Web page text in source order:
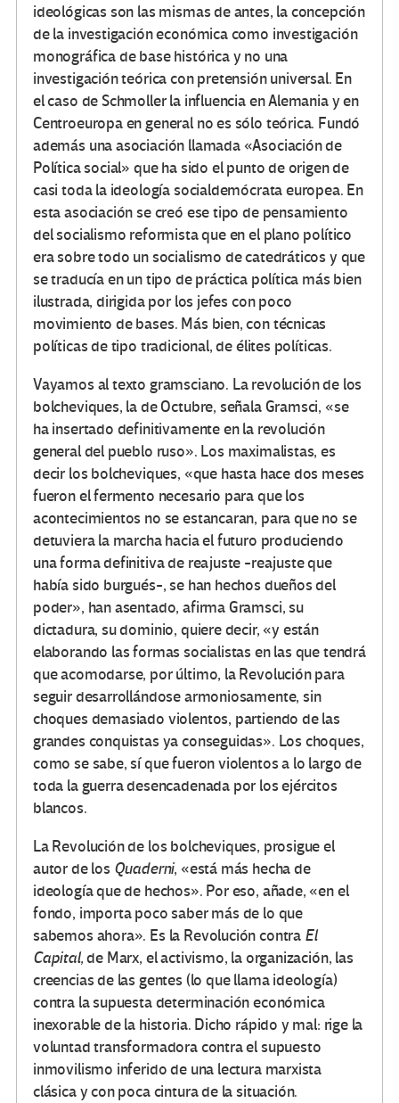
ideológicas son las mismas de antes, la concepción
de la investigación económica como investigación
monográfica de base histórica y no una
investigación teórica con pretensión universal. En
el caso de Schmoller la influencia en Alemania y en
Centroeuropa en general no es sólo teórica. Fundó
además una asociación llamada «Asociación de
Política social» que ha sido el punto de origen de
casi toda la ideología socialdemócrata europea. En
esta asociación se creó ese tipo de pensamiento
del socialismo reformista que en el plano político
era sobre todo un socialismo de catedráticos y que
se traducía en un tipo de práctica política más bien
ilustrada, dirigida por los jefes con poco
movimiento de bases. Más bien, con técnicas
políticas de tipo tradicional, de élites políticas.
Vayamos al texto gramsciano. La revolución de los
bolcheviques, la de Octubre, señala Gramsci, «se
ha insertado definitivamente en la revolución
general del pueblo ruso». Los maximalistas, es
decir los bolcheviques, «que hasta hace dos meses
fueron el fermento necesario para que los
acontecimientos no se estancaran, para que no se
detuviera la marcha hacia el futuro produciendo
una forma definitiva de reajuste -reajuste que
había sido burgués-, se han hechos dueños del
poder», han asentado, afirma Gramsci, su
dictadura, su dominio, quiere decir, «y están
elaborando las formas socialistas en las que tendrá
que acomodarse, por último, la Revolución para
seguir desarrollándose armoniosamente, sin
choques demasiado violentos, partiendo de las
grandes conquistas ya conseguidas». Los choques,
como se sabe, sí que fueron violentos a lo largo de
toda la guerra desencadenada por los ejércitos
blancos.
La Revolución de los bolcheviques, prosigue el
autor de los Quaderni, «está más hecha de
ideología que de hechos». Por eso, añade, «en el
fondo, importa poco saber más de lo que
sabemos ahora». Es la Revolución contra El
Capital,de Marx, el activismo, la organización, las
creencias de las gentes (lo que llama ideología)
contra la supuesta determinación económica
inexorable de la historia. Dicho rápido y mal: rige la
voluntad transformadora contra el supuesto
inmovilismo inferido de una lectura marxista
clásica y con poca cintura de la situación.